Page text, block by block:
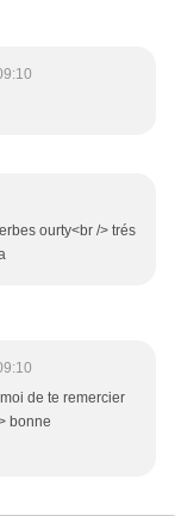
ourty<br /> trés
de te remercier
bonne